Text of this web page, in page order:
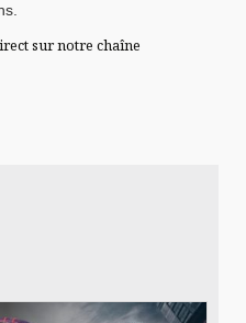
sur notre chaîne